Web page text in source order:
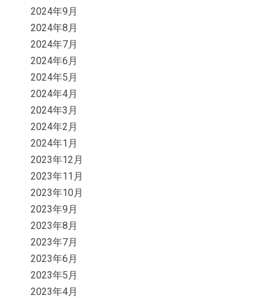
2024年9月
2024年8月
2024年7月
2024年6月
2024年5月
2024年4月
2024年3月
2024年2月
2024年1月
2023年12月
2023年11月
2023年10月
2023年9月
2023年8月
2023年7月
2023年6月
2023年5月
2023年4月